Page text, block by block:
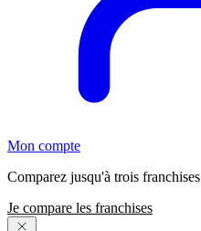
Mon compte
Comparez jusqu'à trois franchises
Je compare les franchises